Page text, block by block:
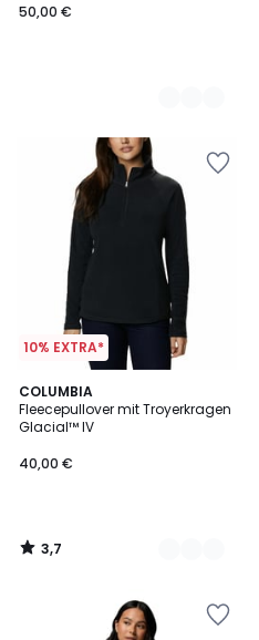
50,00 €
10% EXTRA*
COLUMBIA
Fleecepullover mit Troyerkragen
Glacial™ IV
40,00 €
3,7
/ 5
2
Farben
3,7
/